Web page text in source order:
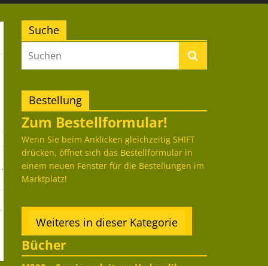
Suche
Bestellung
Zum Bestellformular!
Wenn Sie beim Anklicken gleichzeitig SHIFT
drücken, öffnet sich das Bestellformular in
einem neuen Fenster für die Bestellungen im
Marktplatz!
Weiteres in dieser Kategorie
Bücher